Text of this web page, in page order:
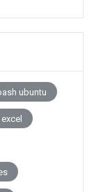
ubuntu
excel